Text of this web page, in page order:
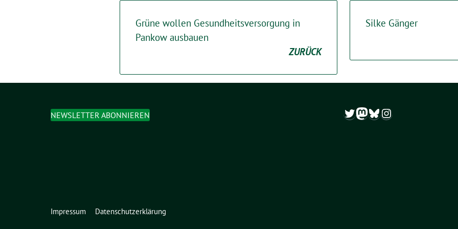
Grüne wollen Gesundheitsversorgung in
Pankow ausbauen
ZURÜCK
Silke Gänger
NEWSLETTER ABONNIEREN Twitter
Mastodon
Bluesky
Instagram
Impressum Datenschutzerklärung